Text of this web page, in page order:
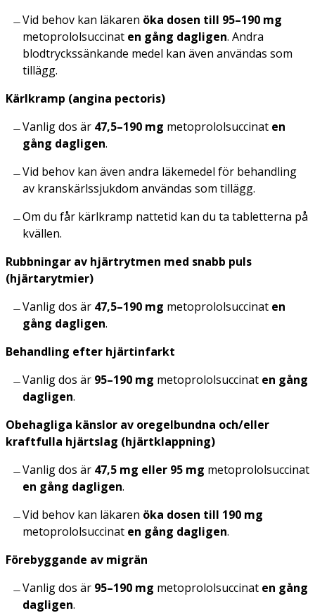
Vid behov kan läkaren öka dosen till 95–190 mg
metoprolol­succinat en gång dagligen. Andra
blodtrycks­sänkande medel kan även användas som
tillägg.
Kärlkramp (angina pectoris)
Vanlig dos är 47,5–190 mg metoprololsuccinat en
gång dagligen.
Vid behov kan även andra läkemedel för behandling
av kranskärlssjukdom användas som tillägg.
Om du får kärlkramp nattetid kan du ta tabletterna på
kvällen.
Rubbningar av hjärtrytmen med snabb puls
(hjärtarytmier)
Vanlig dos är 47,5–190 mg metoprololsuccinat en
gång dagligen.
Behandling efter hjärtinfarkt
Vanlig dos är 95–190 mg metoprolol­succinat en gång
dagligen.
Obehagliga känslor av oregelbundna och/eller
kraftfulla hjärtslag (hjärtklappning)
Vanlig dos är 47,5 mg eller 95 mg metoprolol­succinat
en gång dagligen.
Vid behov kan läkaren öka dosen till 190 mg
metoprololsuccinat en gång dagligen.
Förebyggande av migrän
Vanlig dos är 95–190 mg metoprololsuccinat en gång
dagligen.